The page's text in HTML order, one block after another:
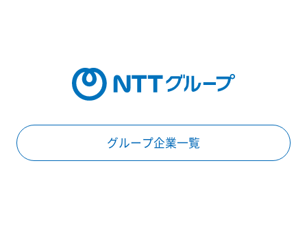
グループ企業一覧